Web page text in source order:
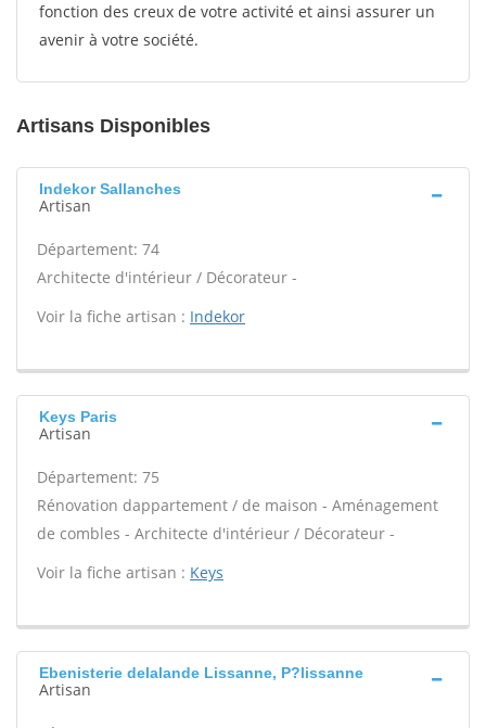
fonction des creux de votre activité et ainsi assurer un
avenir à votre société.
Artisans Disponibles
Indekor Sallanches
Artisan
Département: 74
Architecte d'intérieur / Décorateur -
Voir la fiche artisan : Indekor
Keys Paris
Artisan
Département: 75
Rénovation dappartement / de maison - Aménagement
de combles - Architecte d'intérieur / Décorateur -
Voir la fiche artisan : Keys
Ebenisterie delalande Lissanne, P?lissanne
Artisan